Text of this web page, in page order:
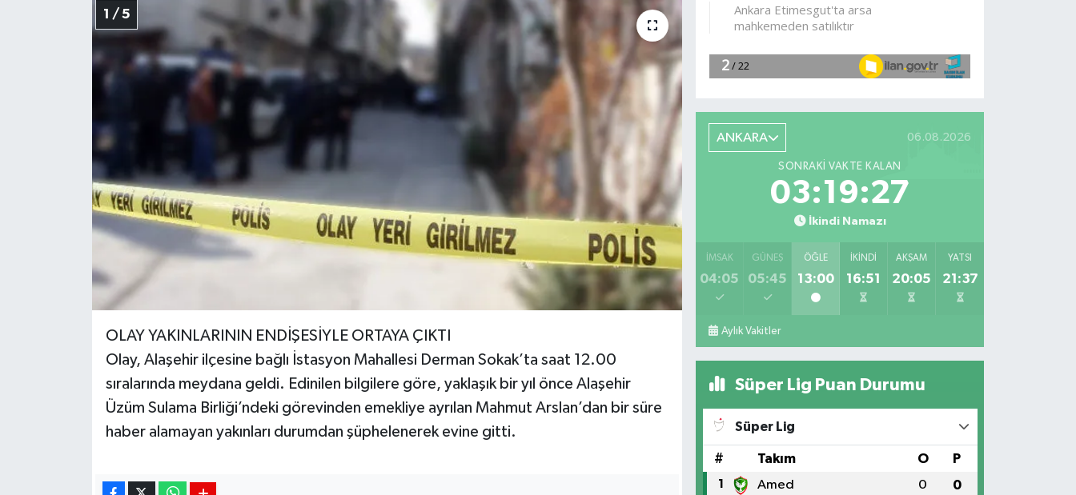
1 / 5
OLAY YAKINLARININ ENDİŞESİYLE ORTAYA ÇIKTI
Olay, Alaşehir ilçesine bağlı İstasyon Mahallesi Derman Sokak’ta saat 12.00
sıralarında meydana geldi. Edinilen bilgilere göre, yaklaşık bir yıl önce Alaşehir
Üzüm Sulama Birliği’ndeki görevinden emekliye ayrılan Mahmut Arslan’dan bir süre
haber alamayan yakınları durumdan şüphelenerek evine gitti.
ANKARA 06.08.2026
SONRAKI VAKTE KALAN
03:19:25
İkindi Namazı
İMSAK
04:05
GÜNEŞ
05:45
ÖĞLE
13:00
İKINDI
16:51
AKŞAM
20:05
YATSI
21:37
Aylık Vakitler
Süper Lig Puan Durumu
Süper Lig
# Takım O P
1 Amed 0 0